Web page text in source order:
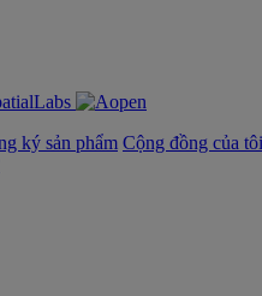
ký sản phẩm Cộng đồng của tôi